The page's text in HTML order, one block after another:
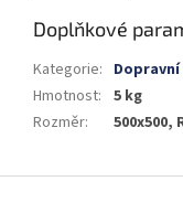
Doplňkové
Kategorie:
Hmotnost: 5 kg
Rozměr: 500x500,